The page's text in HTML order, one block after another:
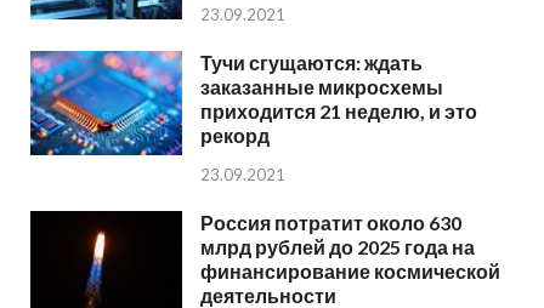
23.09.2021
Тучи сгущаются: ждать
заказанные микросхемы
приходится 21 неделю, и это
рекорд
23.09.2021
Россия потратит около 630
млрд рублей до 2025 года на
финансирование космической
деятельности